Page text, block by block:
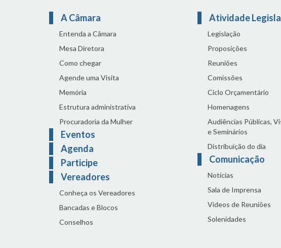
A Câmara
Entenda a Câmara
Mesa Diretora
Como chegar
Agende uma Visita
Memória
Estrutura administrativa
Procuradoria da Mulher
Eventos
Agenda
Participe
Vereadores
Conheça os Vereadores
Bancadas e Blocos
Conselhos
Atividade
Legislação
Proposições
Reuniões
Comissões
Ciclo Orçamentário
Homenagens
Audiências Públicas,
e Seminários
Distribuição do dia
Comunicação
Notícias
Sala de Imprensa
Vídeos de Reuniões
Solenidades